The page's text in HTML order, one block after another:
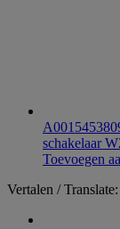
schakelaar
Toevoegen
Vertalen / Translate: